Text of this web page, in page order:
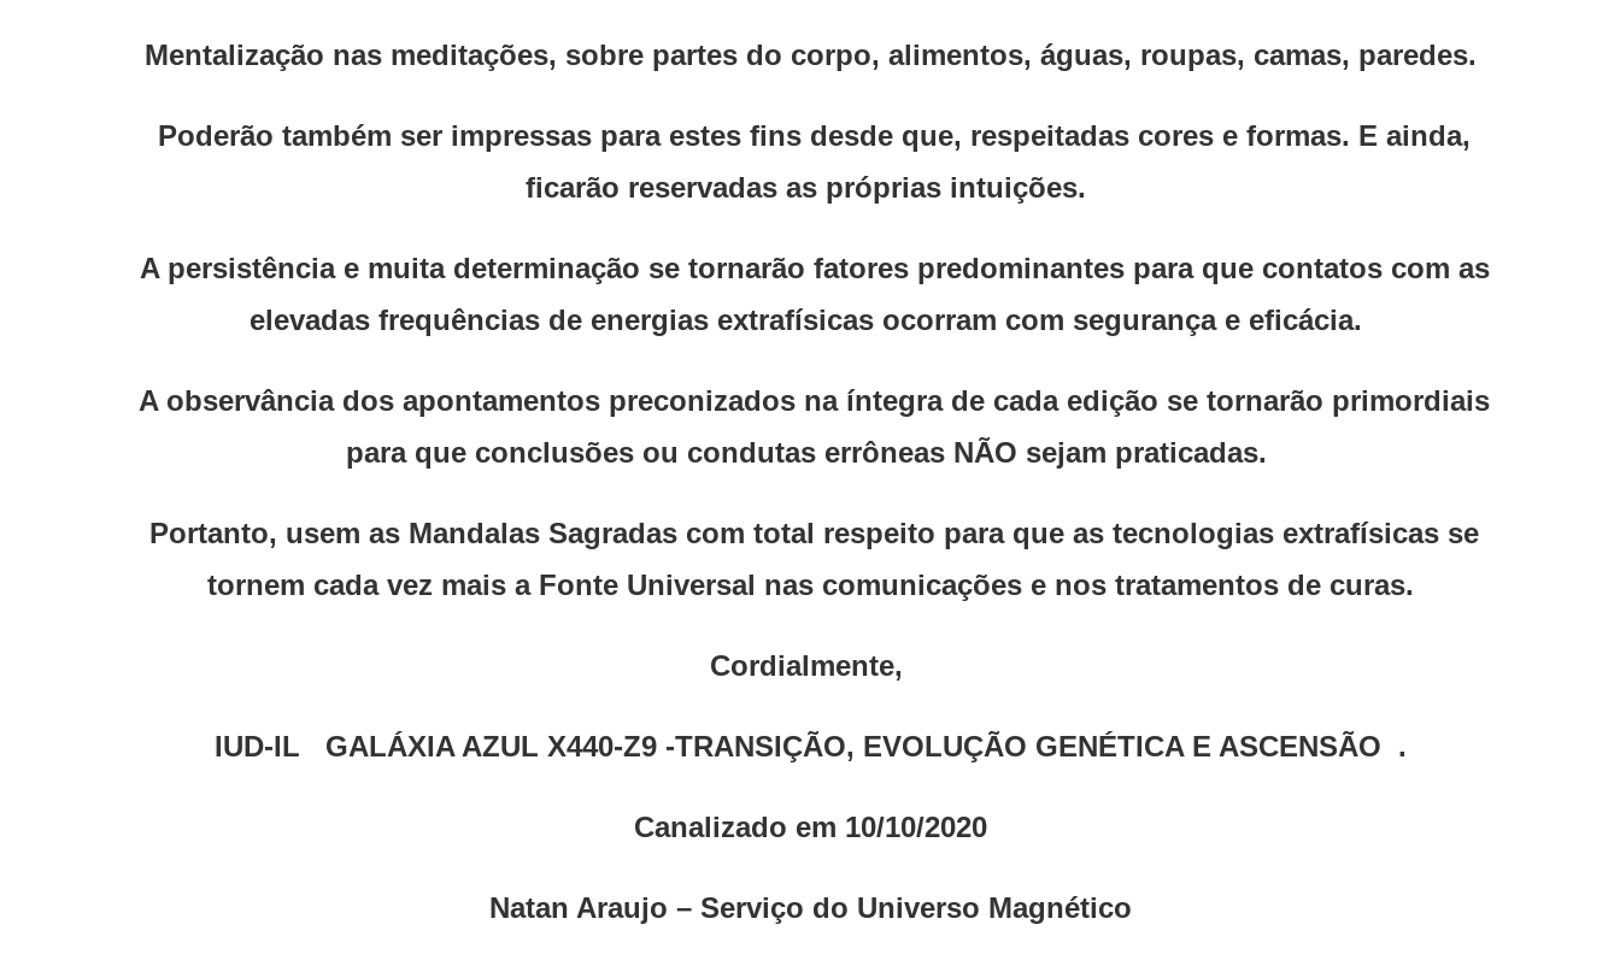
Mentalização nas meditações, sobre partes do corpo, alimentos, águas, roupas, camas, paredes.
Poderão também ser impressas para estes fins desde que, respeitadas cores e formas. E ainda,
ficarão reservadas as próprias intuições.
A persistência e muita determinação se tornarão fatores predominantes para que contatos com as
elevadas frequências de energias extrafísicas ocorram com segurança e eficácia.
A observância dos apontamentos preconizados na íntegra de cada edição se tornarão primordiais
para que conclusões ou condutas errôneas NÃO sejam praticadas.
Portanto, usem as Mandalas Sagradas com total respeito para que as tecnologias extrafísicas se
tornem cada vez mais a Fonte Universal nas comunicações e nos tratamentos de curas.
Cordialmente,
IUD-IL GALÁXIA AZUL X440-Z9 -TRANSIÇÃO, EVOLUÇÃO GENÉTICA E ASCENSÃO .
Canalizado em 10/10/2020
Natan Araujo – Serviço do Universo Magnético